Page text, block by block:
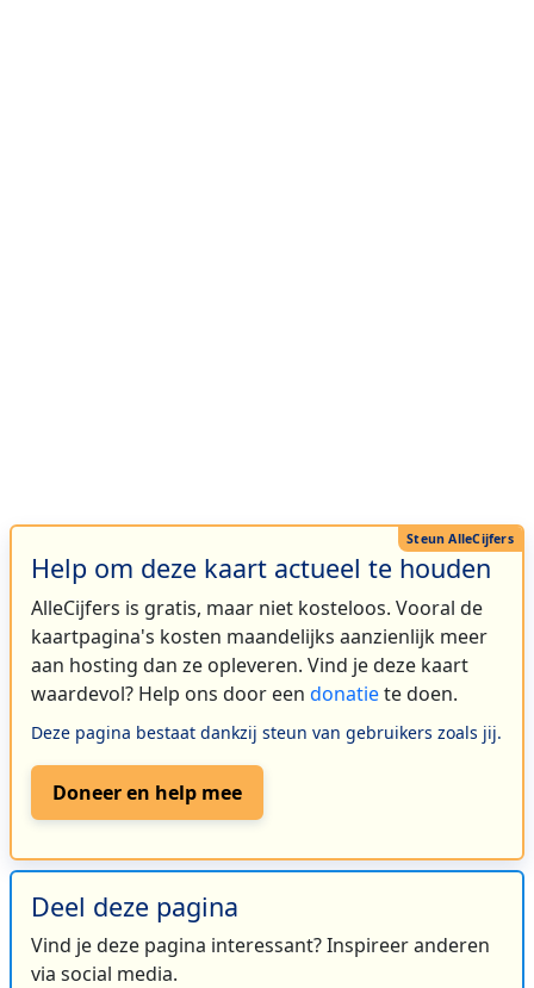
Help om deze kaart actueel te houden
AlleCijfers is gratis, maar niet kosteloos. Vooral de
kaartpagina's kosten maandelijks aanzienlijk meer
aan hosting dan ze opleveren. Vind je deze kaart
waardevol? Help ons door een donatiete doen.
Deze pagina bestaat dankzij steun van gebruikers zoals jij.
Doneer en help mee
Deel deze pagina
Vind je deze pagina interessant? Inspireer anderen
via social media.